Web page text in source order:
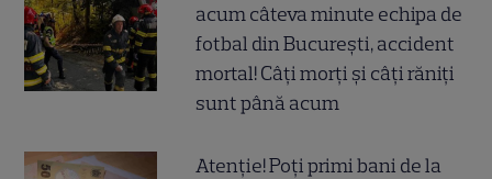
acum câteva minute echipa de
fotbal din București, accident
mortal! Câți morți și câți răniți
sunt până acum
Atenție! Poți primi bani de la